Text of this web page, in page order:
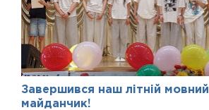
Завершився наш літній мовний
майданчик!